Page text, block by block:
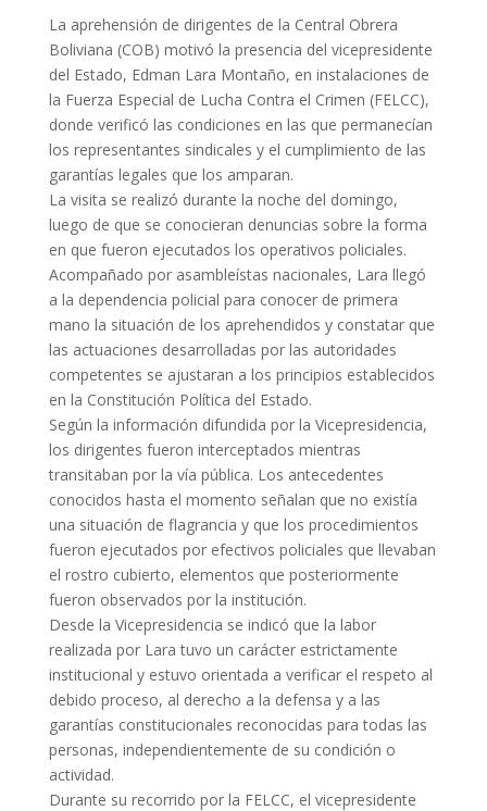
La aprehensión de dirigentes de la Central Obrera
Boliviana (COB) motivó la presencia del vicepresidente
del Estado, Edman Lara Montaño, en instalaciones de
la Fuerza Especial de Lucha Contra el Crimen (FELCC),
donde verificó las condiciones en las que permanecían
los representantes sindicales y el cumplimiento de las
garantías legales que los amparan.
La visita se realizó durante la noche del domingo,
luego de que se conocieran denuncias sobre la forma
en que fueron ejecutados los operativos policiales.
Acompañado por asambleístas nacionales, Lara llegó
a la dependencia policial para conocer de primera
mano la situación de los aprehendidos y constatar que
las actuaciones desarrolladas por las autoridades
competentes se ajustaran a los principios establecidos
en la Constitución Política del Estado.
Según la información difundida por la Vicepresidencia,
los dirigentes fueron interceptados mientras
transitaban por la vía pública. Los antecedentes
conocidos hasta el momento señalan que no existía
una situación de flagrancia y que los procedimientos
fueron ejecutados por efectivos policiales que llevaban
el rostro cubierto, elementos que posteriormente
fueron observados por la institución.
Desde la Vicepresidencia se indicó que la labor
realizada por Lara tuvo un carácter estrictamente
institucional y estuvo orientada a verificar el respeto al
debido proceso, al derecho a la defensa y a las
garantías constitucionales reconocidas para todas las
personas, independientemente de su condición o
actividad.
Durante su recorrido por la FELCC, el vicepresidente